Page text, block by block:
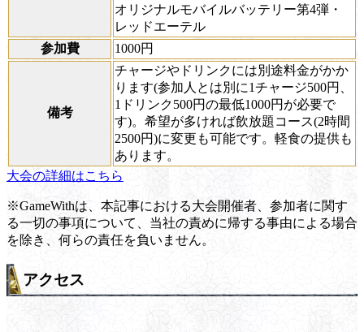
オリジナルモバイルバッテリー第4弾・
レッドエーテル
参加費
1000円
備考
チャージやドリンクには別途料金がかか
ります(参加人とは別に1チャージ500円、
1ドリンク500円の最低1000円が必要で
す)。希望が多ければ飲放題コース(2時間
2500円)に変更も可能です。軽食の提供も
あります。
大会の詳細はこちら
※GameWithは、本記事における大会開催者、参加者に関す
る一切の事項について、当社の責めに帰する事由による場合
を除き、何らの責任を負いません。
アクセス